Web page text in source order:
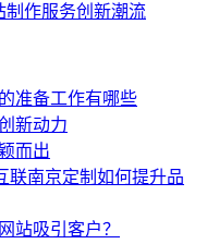
制作服务创新潮流
准备工作有哪些
新动力
而出
联南京定制如何提升品
站吸引客户？